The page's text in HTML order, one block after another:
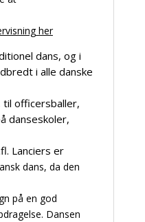
her
dans, og i
i alle danske
til officersballer,
danseskoler,
Lanciers er
dans, da den
på en god
Dansen